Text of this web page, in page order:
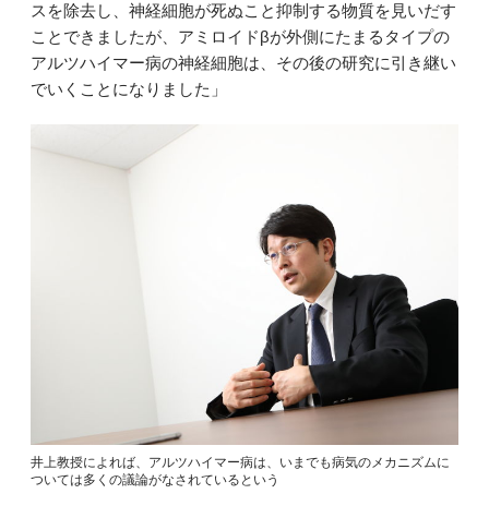
スを除去し、神経細胞が死ぬこと抑制する物質を見いだす
ことできましたが、アミロイドβが外側にたまるタイプの
アルツハイマー病の神経細胞は、その後の研究に引き継い
でいくことになりました」
井上教授によれば、アルツハイマー病は、いまでも病気のメカニズムに
ついては多くの議論がなされているという